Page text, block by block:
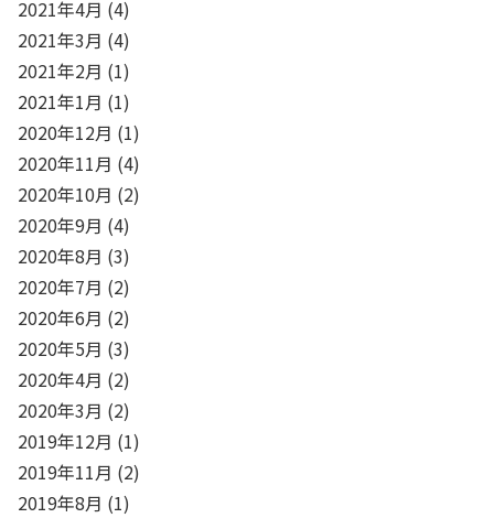
2021年4月 (4)
2021年3月 (4)
2021年2月 (1)
2021年1月 (1)
2020年12月 (1)
2020年11月 (4)
2020年10月 (2)
2020年9月 (4)
2020年8月 (3)
2020年7月 (2)
2020年6月 (2)
2020年5月 (3)
2020年4月 (2)
2020年3月 (2)
2019年12月 (1)
2019年11月 (2)
2019年8月 (1)